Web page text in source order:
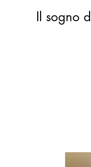
Il sogno